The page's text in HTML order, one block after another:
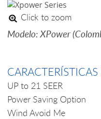
Click to zoom
Modelo: XPower
UP to 21 SEER
Power Saving Option
Wind Avoid Me